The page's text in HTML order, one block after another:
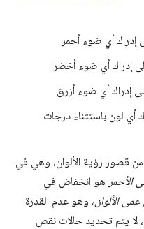
إدراك أي ضوء أحمر
إدراك أي ضوء أخضر
إدراك أي ضوء أزرق
أي لون باستثناء درجات
قصور رؤية الألوان، وهي في
الأحمر هو انخفاض في
عمى الألوان، وهو عدم القدرة
لا يتم تحديد حالات نقص